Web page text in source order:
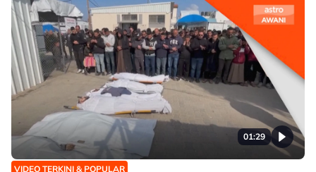
01:29
VIDEO TERKINI & POPULAR